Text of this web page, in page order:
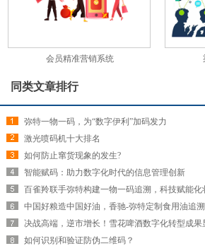
会员精准营销系统
同类文章排行
弥特一物一码，为“数字伊利”加码发力
激光喷码机十大排名
如何防止窜货现象的发生?
智能赋码：助力数字化时代的信息管理创新
百雀羚联手弥特构建一物一码追溯，科技赋能化
中国好粮造中国好油，香驰-弥特定制食用油追溯
决战高端，逆市增长！雪花啤酒数字化转型成果
如何识别和验证防伪二维码？